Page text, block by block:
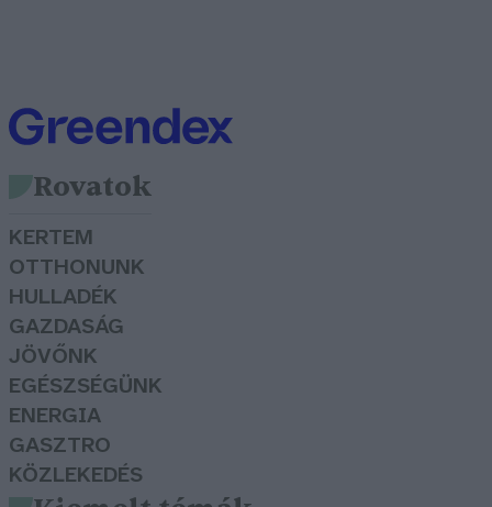
Rovatok
KERTEM
OTTHONUNK
HULLADÉK
GAZDASÁG
JÖVŐNK
EGÉSZSÉGÜNK
ENERGIA
GASZTRO
KÖZLEKEDÉS